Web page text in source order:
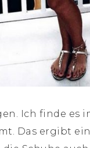
Ich finde es
Das ergibt